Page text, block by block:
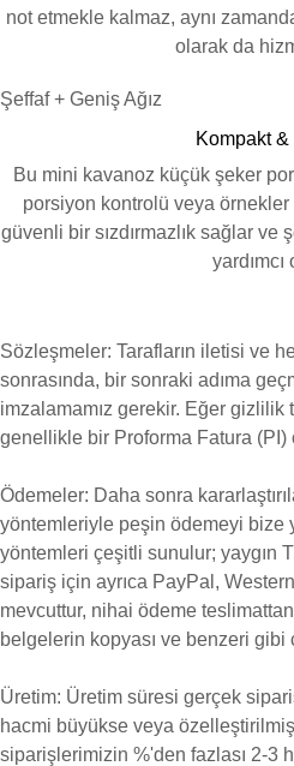
not etmekle kalmaz, aynı
olarak da
Şeffaf + Geniş Ağız
Kompakt &
Bu mini kavanoz küçük şeker
porsiyon kontrolü veya
güvenli bir sızdırmazlık sağlar
yardımcı
Sözleşmeler: Tarafların iletisi ve
sonrasında, bir sonraki adıma
imzalamamız gerekir. Eğer
genellikle bir Proforma Fatura (PI)
Ödemeler: Daha sonra
yöntemleriyle peşin ödemeyi bize
yöntemleri çeşitli sunulur; yaygın
sipariş için ayrıca PayPal,
mevcuttur, nihai ödeme
belgelerin kopyası ve benzeri
Üretim: Üretim süresi gerçek
hacmi büyükse veya
siparişlerimizin %'den fazlası 2-3